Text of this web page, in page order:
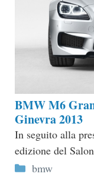
BMW M6
Ginevra 2013
In seguito alla
edizione del
Categorie
bmw